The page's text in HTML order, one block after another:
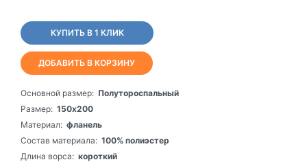
КУПИТЬ В 1 КЛИК
ДОБАВИТЬ В КОРЗИНУ
Основной размер: Полутороспальный
Размер: 150х200
Материал: фланель
Состав материала: 100% полиэстер
Длина ворса: короткий